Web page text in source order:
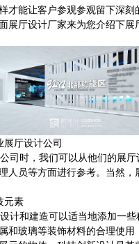
才能让客户参观参观留下深刻
展厅设计厂家来为您介绍下
厅设计公司
司时，我们可以从他们的展
人员等方面进行参考。当然，
元素
计和建造可以适当地添加一
和玻璃等装饰材料的合理使